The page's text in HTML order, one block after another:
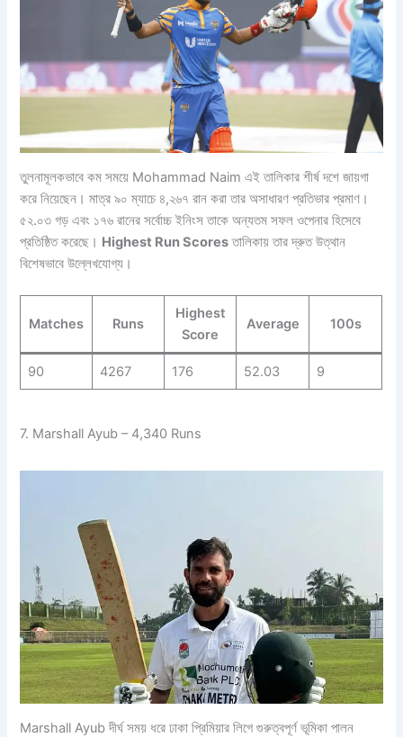
তুলনামূলকভাবে কম সময়ে Mohammad Naim এই তালিকার শীর্ষ দশে জায়গা
করে নিয়েছেন। মাত্র ৯০ ম্যাচে ৪,২৬৭ রান করা তার অসাধারণ প্রতিভার প্রমাণ।
৫২.০৩ গড় এবং ১৭৬ রানের সর্বোচ্চ ইনিংস তাকে অন্যতম সফল ওপেনার হিসেবে
প্রতিষ্ঠিত করেছে। Highest Run Scoresতালিকায় তার দ্রুত উত্থান
বিশেষভাবে উল্লেখযোগ্য।
Matches Runs
Highest
Score
Average 100s
90 4267 176 52.03 9
7. Marshall Ayub – 4,340 Runs
Marshall Ayub দীর্ঘ সময় ধরে ঢাকা প্রিমিয়ার লিগে গুরুত্বপূর্ণ ভূমিকা পালন